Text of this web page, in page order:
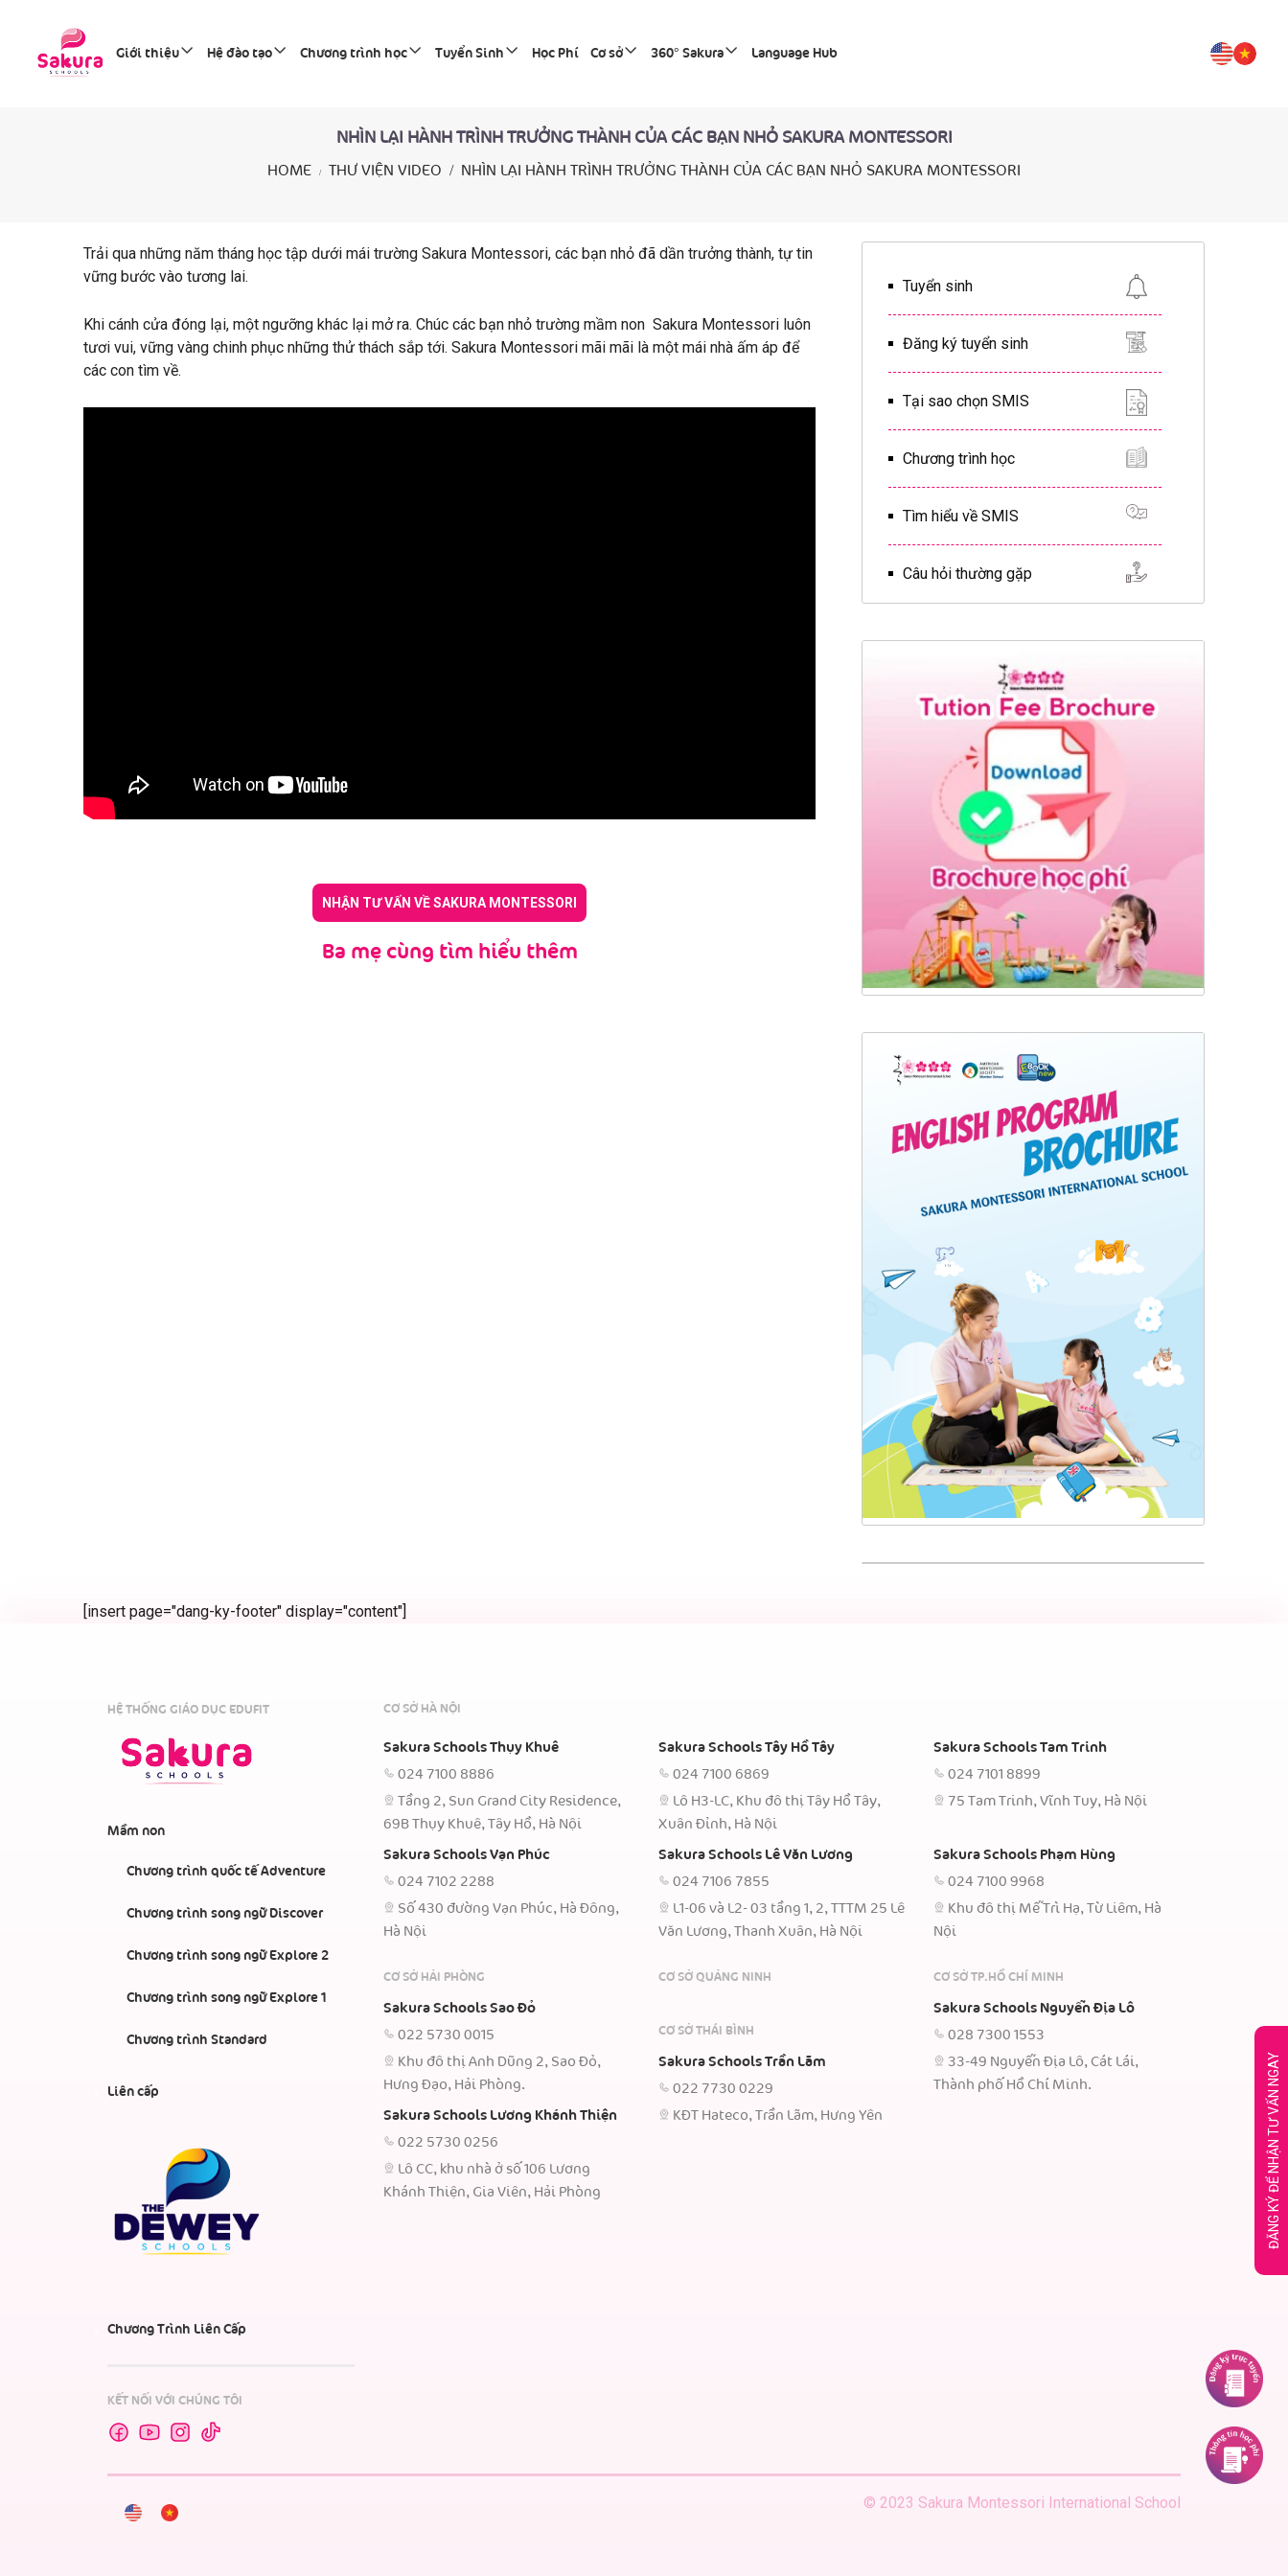
Giới thiệu Hệ đào tạo Chương trình học Tuyển Sinh Học Phí Cơ sở 360° Sakura Language Hub
NHÌN LẠI HÀNH TRÌNH TRƯỞNG THÀNH CỦA CÁC BẠN NHỎ SAKURA MONTESSORI
HOME THƯ VIỆN VIDEO NHÌN LẠI HÀNH TRÌNH TRƯỞNG THÀNH CỦA CÁC BẠN NHỎ SAKURA MONTESSORI
Trải qua những năm tháng học tập dưới mái trường Sakura Montessori, các bạn nhỏ đã dần trưởng thành, tự tin
vững bước vào tương lai.
Khi cánh cửa đóng lại, một ngưỡng khác lại mở ra. Chúc các bạn nhỏ trường mầm non Sakura Montessori luôn
tươi vui, vững vàng chinh phục những thử thách sắp tới. Sakura Montessori mãi mãi là một mái nhà ấm áp để
các con tìm về.
NHẬN TƯ VẤN VỀ SAKURA MONTESSORI
Ba mẹ cùng tìm hiểu thêm
Tuyển sinh
Đăng ký tuyển sinh
Tại sao chọn SMIS
Chương trình học
Tìm hiểu về SMIS
Câu hỏi thường gặp
[insert page="dang-ky-footer" display="content"]
HỆ THỐNG GIÁO DỤC EDUFIT
Mầm non
Chương trình quốc tế Adventure
Chương trình song ngữ Discover
Chương trình song ngữ Explore 2
Chương trình song ngữ Explore 1
Chương trình Standard
Liên cấp
Chương Trình Liên Cấp
KẾT NỐI VỚI CHÚNG TÔI
CƠ SỞ HÀ NỘI
Sakura Schools Thụy Khuê
024 7100 8886
Tầng 2, Sun Grand City Residence,
69B Thụy Khuê, Tây Hồ, Hà Nội
Sakura Schools Tây Hồ Tây
024 7100 6869
Lô H3-LC, Khu đô thị Tây Hồ Tây,
Xuân Đỉnh, Hà Nội
Sakura Schools Tam Trinh
024 7101 8899
75 Tam Trinh, Vĩnh Tuy, Hà Nội
Sakura Schools Vạn Phúc
024 7102 2288
Số 430 đường Vạn Phúc, Hà Đông,
Hà Nội
Sakura Schools Lê Văn Lương
024 7106 7855
L1-06 và L2- 03 tầng 1, 2, TTTM 25 Lê
Văn Lương, Thanh Xuân, Hà Nội
Sakura Schools Phạm Hùng
024 7100 9968
Khu đô thị Mễ Trì Hạ, Từ Liêm, Hà
Nội
CƠ SỞ HẢI PHÒNG
Sakura Schools Sao Đỏ
022 5730 0015
Khu đô thị Anh Dũng 2, Sao Đỏ,
Hưng Đạo, Hải Phòng.
Sakura Schools Lương Khánh Thiện
022 5730 0256
Lô CC, khu nhà ở số 106 Lương
Khánh Thiện, Gia Viên, Hải Phòng
CƠ SỞ QUẢNG NINH
CƠ SỞ THÁI BÌNH
Sakura Schools Trần Lãm
022 7730 0229
KĐT Hateco, Trần Lãm, Hưng Yên
CƠ SỞ TP.HỒ CHÍ MINH
Sakura Schools Nguyễn Địa Lô
028 7300 1553
33-49 Nguyễn Địa Lô, Cát Lái,
Thành phố Hồ Chí Minh.
© 2023 Sakura Montessori International School
ĐĂNG KÝ ĐỂ NHẬN TƯ VẤN NGAY